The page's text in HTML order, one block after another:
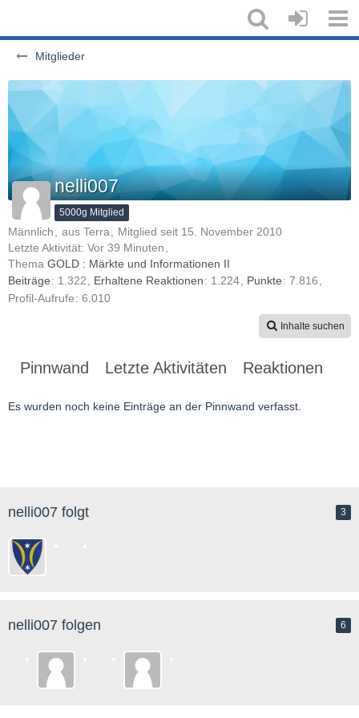
Mitglieder
nelli007
5000g Mitglied
Männlich aus Terra
Mitglied seit 15. November 2010
Letzte Aktivität: Vor 39 Minuten
Thema GOLD : Märkte und Informationen II
Beiträge
1.322 Erhaltene Reaktionen 1.224 Punkte
7.816
Profil-Aufrufe
6.010
Inhalte suchen
Pinnwand Letzte Aktivitäten Reaktionen
Es wurden noch keine Einträge an der Pinnwand verfasst.
nelli007 folgt 3
nelli007 folgen 6